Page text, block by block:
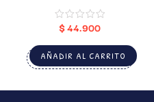
$44.900
AÑADIR AL CARRITO